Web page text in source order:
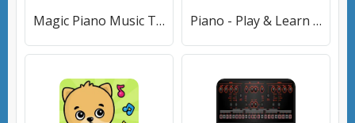
Magic Piano Music Tiles 2 (Магическое пианино Музыкальные плитки 2) [МОД Все открыто] APK Android Piano - Play & Learn Music (Пиано) [МОД Все открыто] APK Android